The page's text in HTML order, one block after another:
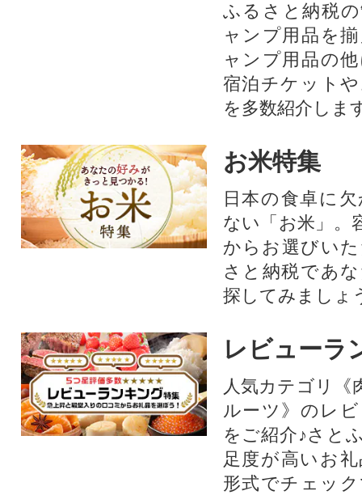
ふるさと納税
ャンプ用品を
ャンプ用品の
宿泊チケット
を多数紹介しま
お米特集
日本の食卓に
ない「お米」。
からお選びい
さと納税であ
探してみましょ
レビューラ
人気カテゴリ《
ルーツ》のレ
をご紹介♪さと
足度が高いお
形式でチェッ